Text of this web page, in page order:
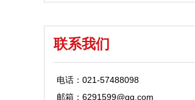
联系我们
电话：021-57488098
邮箱：6291599@qq.com